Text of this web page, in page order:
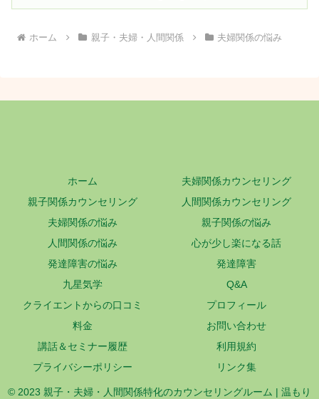
ホーム 親子・夫婦・人間関係 夫婦関係の悩み
ホーム
夫婦関係カウンセリング
親子関係カウンセリング
人間関係カウンセリング
夫婦関係の悩み
親子関係の悩み
人間関係の悩み
心が少し楽になる話
発達障害の悩み
発達障害
九星気学
Q&A
クライエントからの口コミ
プロフィール
料金
お問い合わせ
講話＆セミナー履歴
利用規約
プライバシーポリシー
リンク集
© 2023 親子・夫婦・人間関係特化のカウンセリングルーム | 温もり